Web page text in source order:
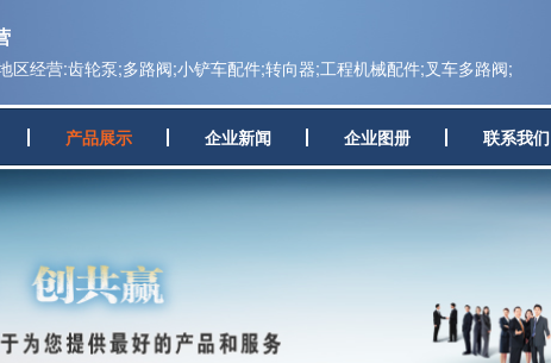
区经营:齿轮泵;多路阀;小铲车配件;转向器;工程机械配件;叉车多路阀;
产品展示 企业新闻 企业图册 联系我们